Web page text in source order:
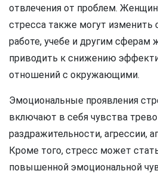
отвлечения от проблем.
стресса также могут изменить
работе, учебе и другим сферам
приводить к снижению
отношений с окружающими.
Эмоциональные проявления
включают в себя чувства
раздражительности, агрессии,
Кроме того, стресс может
повышенной эмоциональной